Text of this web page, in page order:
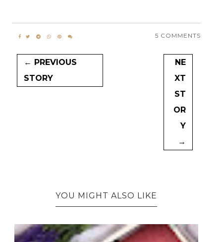
5 COMMENTS
← PREVIOUS
STORY
NE
XT
ST
OR
Y
→
YOU MIGHT ALSO LIKE